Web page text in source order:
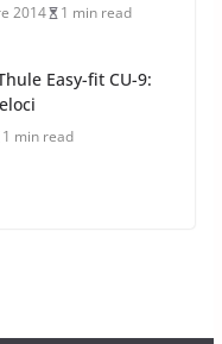
1 min read
Arexocks by
1 min read
per Auto 2025: